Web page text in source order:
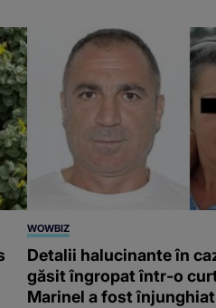
WOWBIZ
Detalii halucinante în
găsit îngropat într-o
Marinel a fost